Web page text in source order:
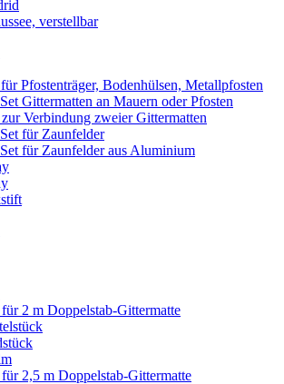
verstellbar
Pfostenträger, Bodenhülsen, Metallpfosten
Gittermatten an Mauern oder Pfosten
Verbindung zweier Gittermatten
für Zaunfelder
für Zaunfelder aus Aluminium
2 m Doppelstab-Gittermatte
2,5 m Doppelstab-Gittermatte